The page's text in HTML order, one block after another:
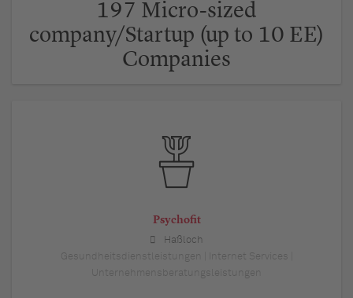
197 Micro-sized
company/Startup (up to 10 EE)
Companies
Psychofit
Haßloch
Gesundheitsdienstleistungen | Internet Services |
Unternehmensberatungsleistungen